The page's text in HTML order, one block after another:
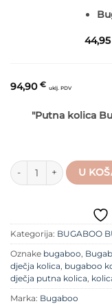
44,95
94,90 € uklj. PDV
"Putna kolica
Bugaboo Butterfly 2
U
Kategorija: BUGABOO
Oznake bugaboo,
dječja kolica, bugaboo
dječja putna kolica,
Marka: Bugaboo